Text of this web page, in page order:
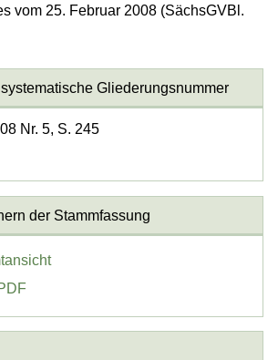
vom 25. Februar 2008 (SächsGVBl.
Gliederungsnummer
Nr. 5, S. 245
der Stammfassung